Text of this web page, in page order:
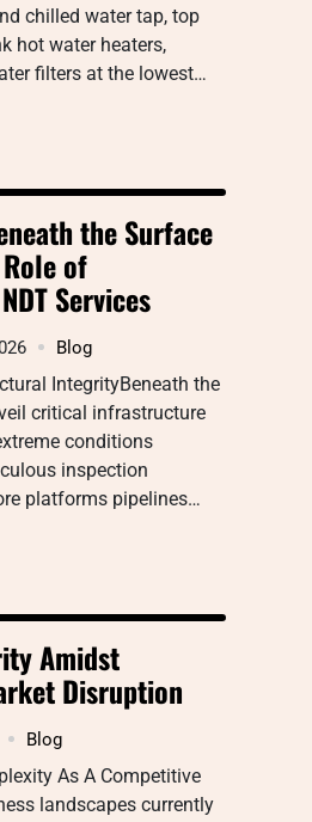
chilled water tap, top
hot water heaters,
filters at the lowest…
the Surface
of
Services
Blog
IntegrityBeneath the
critical infrastructure
conditions
inspection
platforms pipelines…
Amidst
Disruption
Blog
As A Competitive
landscapes currently